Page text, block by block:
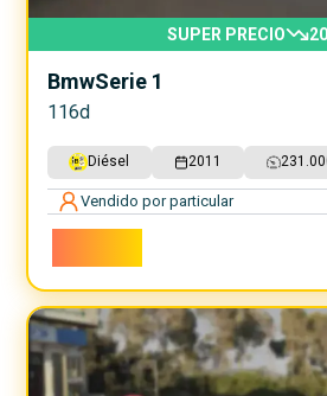
SUPER PRECIO
BmwSerie 1
116d
Diésel 2011
Vendido por particular